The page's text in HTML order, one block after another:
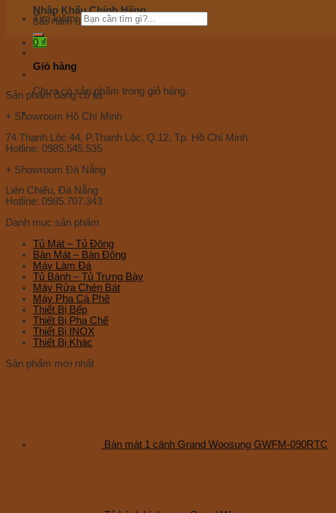
Nhập Khẩu Chính Hãng
Bảo Hành Bảo Trì Toàn Quốc
0 ₫
Giỏ hàng
Chưa có sản phẩm trong giỏ hàng.
Tìm kiếm:
Sản phẩm đang có tại
+ Showroom Hồ Chí Minh
74 Thạnh Lộc 44, P.Thạnh Lộc, Q.12, Tp. Hồ Chí Minh
Hotline: 0985.545.535
+ Showroom Đà Nẵng
Liên Chiểu, Đà Nẵng
Hotline: 0985.707.343
Danh mục sản phẩm
Tủ Mát – Tủ Đông
Bàn Mát – Bàn Đông
Máy Làm Đá
Tủ Bánh – Tủ Trưng Bày
Máy Rửa Chén Bát
Máy Pha Cà Phê
Thiết Bị Bếp
Thiết Bị Pha Chế
Thiết Bị INOX
Thiết Bị Khác
Sản phẩm mới nhất
Bàn mát 1 cánh Grand Woosung GWFM-090RTC